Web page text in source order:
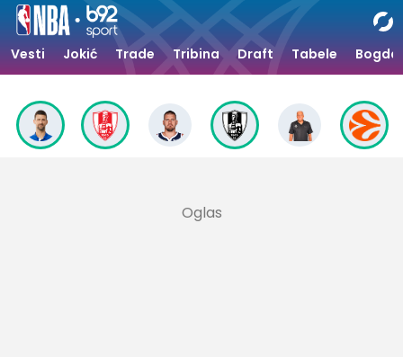
Vesti Jokić Trade Tribina Draft Tabele